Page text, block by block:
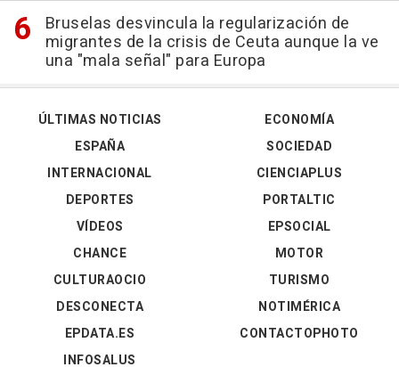
Bruselas desvincula la regularización de
migrantes de la crisis de Ceuta aunque la ve
una "mala señal" para Europa
ÚLTIMAS NOTICIAS
ESPAÑA
INTERNACIONAL
DEPORTES
VÍDEOS
ECONOMÍA
SOCIEDAD
CIENCIAPLUS
PORTALTIC
EPSOCIAL
CHANCE
CULTURAOCIO
DESCONECTA
EPDATA.ES
INFOSALUS
MOTOR
TURISMO
NOTIMÉRICA
CONTACTOPHOTO